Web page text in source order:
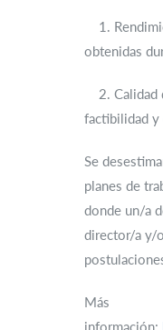
1.
obtenidas
2. Calidad
factibilidad y
Se
planes de
donde un/a
director/a y/
Más
información: